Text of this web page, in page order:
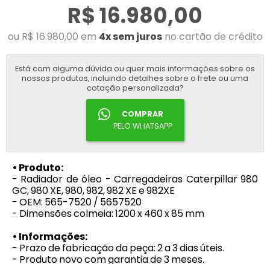
R$ 16.980,00
ou R$ 16.980,00 em 4x sem jurosno cartão de crédito
Está com alguma dúvida ou quer mais informações sobre os
nossos produtos, incluindo detalhes sobre o frete ou uma
cotação personalizada?
COMPRAR
PELO WHATSAPP
• Produto:
- Radiador de óleo - Carregadeiras Caterpillar 980
GC, 980 XE, 980, 982, 982 XE e 982XE
- OEM: 565-7520 / 5657520
- Dimensões colmeia: 1200 x 460 x 85 mm
• Informações:
- Prazo de fabricação da peça: 2 a 3 dias úteis.
- Produto novo com garantia de 3 meses.